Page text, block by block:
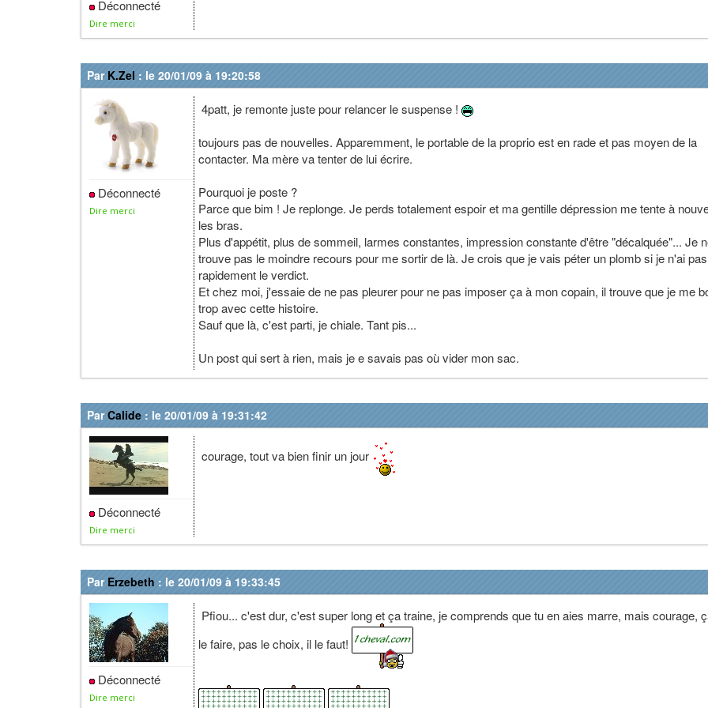
Déconnecté
Dire merci
Par K.Zel : le 20/01/09 à 19:20:58
Déconnecté
Dire merci
4patt, je remonte juste pour relancer le suspense !
toujours pas de nouvelles. Apparemment, le portable de la proprio est en rade et pas moyen de la
contacter. Ma mère va tenter de lui écrire.
Pourquoi je poste ?
Parce que bim ! Je replonge. Je perds totalement espoir et ma gentille dépression me tente à
les bras.
Plus d'appétit, plus de sommeil, larmes constantes, impression constante d'être "décalquée"... Je
trouve pas le moindre recours pour me sortir de là. Je crois que je vais péter un plomb si je n'ai pas
rapidement le verdict.
Et chez moi, j'essaie de ne pas pleurer pour ne pas imposer ça à mon copain, il trouve que je me
trop avec cette histoire.
Sauf que là, c'est parti, je chiale. Tant pis...
Un post qui sert à rien, mais je e savais pas où vider mon sac.
ParCalide : le 20/01/09 à 19:31:42
Déconnecté
Dire merci
courage, tout va bien finir un jour
Par Erzebeth : le 20/01/09 à 19:33:45
Déconnecté
Dire merci
Pfiou... c'est dur, c'est super long et ça traine, je comprends que tu en aies marre, mais courage,
le faire, pas le choix, il le faut!